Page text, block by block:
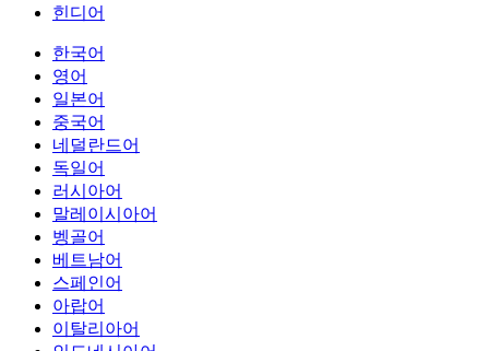
힌디어
한국어
영어
일본어
중국어
네덜란드어
독일어
러시아어
말레이시아어
벵골어
베트남어
스페인어
아랍어
이탈리아어